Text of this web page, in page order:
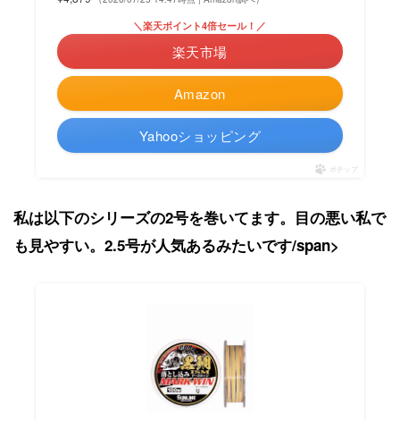
Amazon
＼楽天ポイント4倍セール！／
楽天市場
Yahooショッピング
ポチップ
私は以下のシリーズの2号を巻いてます。目の悪い私で
も見やすい。2.5号が人気あるみたいです/span>